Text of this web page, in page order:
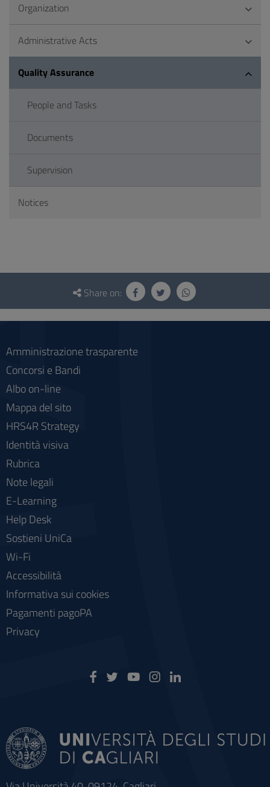
Organization
Administrative Acts
Quality Assurance
People and Tasks
Documents
Supervision
Notices
Questionnaire
social
Share on:
Amministrazione trasparente
Concorsi e Bandi
Albo on-line
Mappa del sito
HRS4R Strategy
Identità visiva
Rubrica
Note legali
E-Learning
Help Desk
Sostieni UniCa
Wi-Fi
Accessibilità
Informativa sui cookies
Pagamenti pagoPA
Privacy